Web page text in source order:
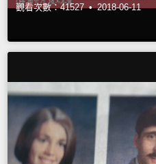
觀看次數：41527 • 2018-06-11